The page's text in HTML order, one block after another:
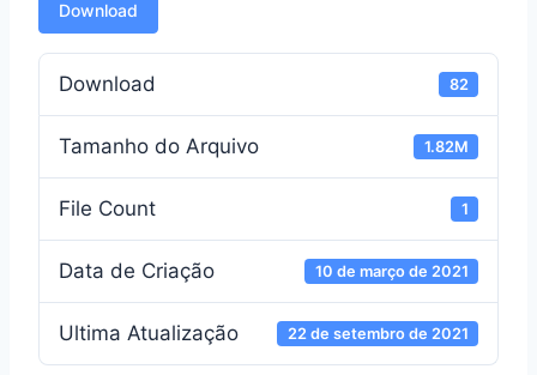
Download
Download 82
Tamanho do Arquivo 1.82M
File Count 1
Data de Criação 10 de março de 2021
Ultima Atualização 22 de setembro de 2021